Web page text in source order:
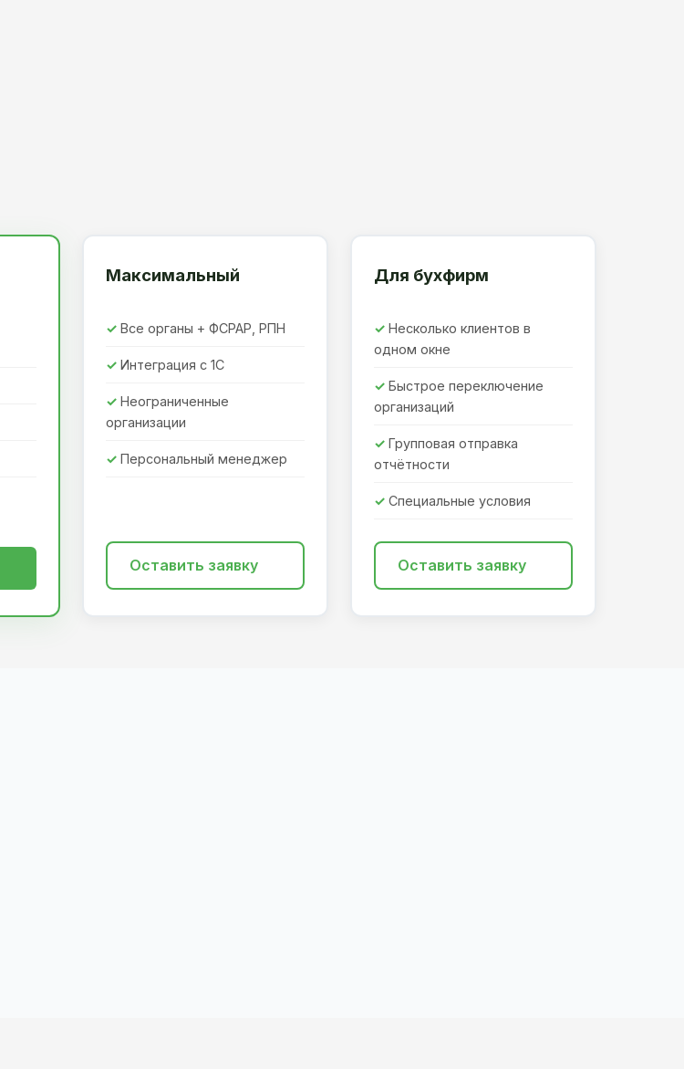
Максимальный
Все органы + ФСРАР, РПН
Интеграция с 1С
Неограниченные
организации
Персональный менеджер
Оставить заявку
Для бухфирм
Несколько клиентов в
одном окне
Быстрое переключение
организаций
Групповая отправка
отчётности
Специальные условия
Оставить заявку